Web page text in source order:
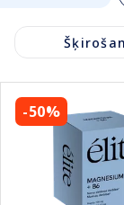
-50%